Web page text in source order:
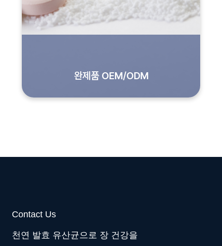
완제품 OEM/ODM
Contact Us
천연 발효 유산균으로 장 건강을